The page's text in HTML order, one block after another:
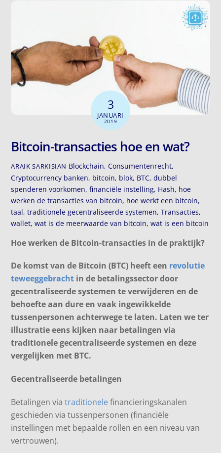
3
JANUARI
2019
Bitcoin-transacties hoe en wat?
ARAIK SARKISIAN Blockchain,Consumentenrecht,
Cryptocurrency banken, bitcoin, blok, BTC,dubbel
spenderen voorkomen,financiële instelling, Hash, hoe
werken de transacties van bitcoin, hoe werkt een bitcoin,
taal,traditionele gecentraliseerde systemen,Transacties,
wallet,wat is de meerwaarde van bitcoin,wat is een bitcoin
Hoe werken de Bitcoin-transacties in de praktijk?
De komst van de Bitcoin (BTC) heeft een revolutie
teweeggebracht in de betalingssector door
gecentraliseerde systemen te verwijderen en de
behoefte aan dure en vaak ingewikkelde
tussenpersonen achterwege te laten. Laten we ter
illustratie eens kijken naar betalingen via
traditionele gecentraliseerde systemen en deze
vergelijken met BTC.
Gecentraliseerde betalingen
Betalingen viatraditionelefinancieringskanalen
geschieden via tussenpersonen (financiële
instellingen met bepaalde rollen en een niveau van
vertrouwen).